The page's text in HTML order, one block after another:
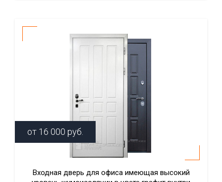
от 16 000 руб.
Входная дверь для офиса имеющая высокий